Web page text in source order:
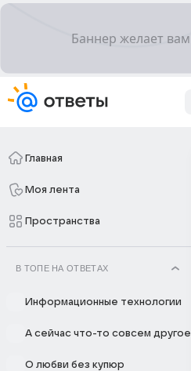
Главная
Моя лента
Пространства
В ТОПЕ НА ОТВЕТАХ
Информационные технологии
А сейчас что-то совсем другое
О любви без купюр